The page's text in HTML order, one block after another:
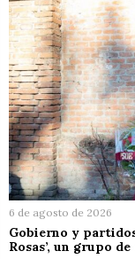
6 de agosto de 2026
Gobierno y
Rosas’, un grupo